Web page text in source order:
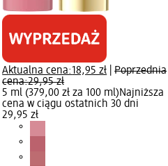
Aktualna cena:18,95 zł |Poprzednia
cena:29,95 zł
5 ml (379,00 zł za 100 ml)Najniższa
cena w ciągu ostatnich 30 dni
29,95 zł